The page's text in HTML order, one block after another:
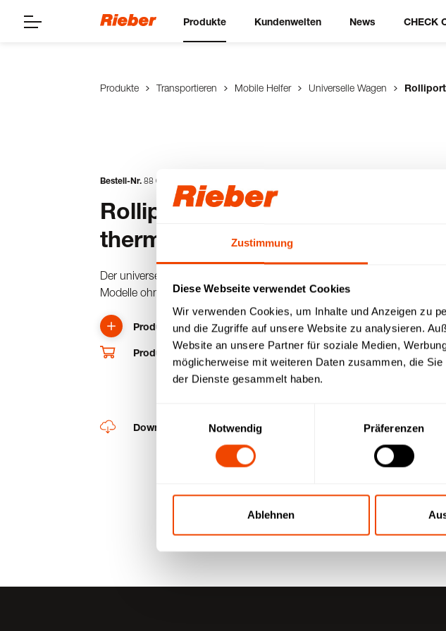
Zustimmung
Diese Webseite verwendet Cookies
Wir verwenden Cookies, um Inhalte und Anzeigen zu
und die Zugriffe auf unsere Website zu analysieren.
Website an unsere Partner für soziale Medien,
möglicherweise mit weiteren Daten zusammen, die
der Dienste gesammelt haben.
Notwendig
Präferenzen
Ablehnen
Produkte Kundenwelten News CHECK
Produkte Transportieren Mobile Helfer Universelle Wagen
Bestell-Nr. 88 07
Rolliport Kunststoff -
thermoport® K
Der universelle Transportwagen für alle tragbaren thermoport®-
Modelle ohne Rollen.
Produkt anfragen
Produkt und Ersatzteile im Shop kaufen
Downloads